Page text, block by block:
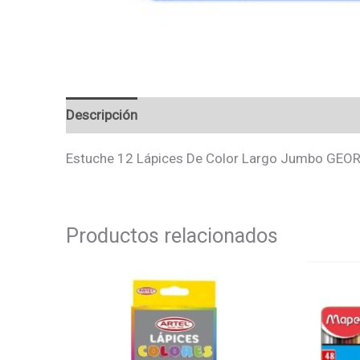
Descripción
Estuche 12 Lápices De Color Largo Jumbo
Productos relacionados